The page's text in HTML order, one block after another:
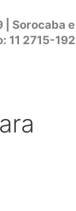
| Sorocaba
11 2715-